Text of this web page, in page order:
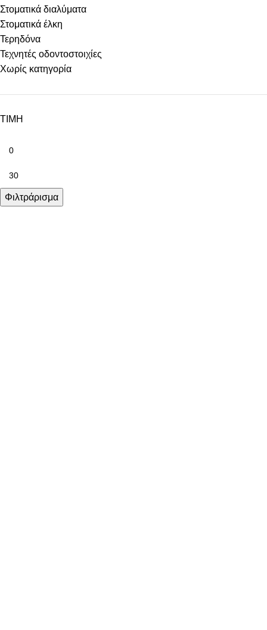
Στοματικά διαλύματα
Στοματικά έλκη
Τερηδόνα
Τεχνητές οδοντοστοιχίες
Χωρίς κατηγορία
ΤΙΜΗ
Φιλτράρισμα